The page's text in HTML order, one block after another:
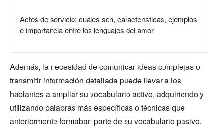
Actos de servicio: cuáles son, características, ejemplos
e importancia entre los lenguajes del amor
Además, la necesidad de comunicar ideas complejas o
transmitir información detallada puede llevar a los
hablantes a ampliar su vocabulario activo, adquiriendo y
utilizando palabras más específicas o técnicas que
anteriormente formaban parte de su vocabulario pasivo.